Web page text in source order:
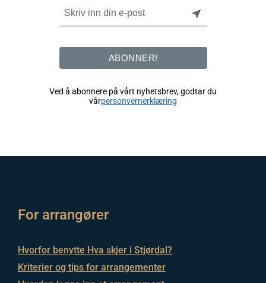
near_me
ABONNER!
Ved å abonnere på vårt nyhetsbrev, godtar du
vårpersonvernerklæring
For arrangører
Hvorfor benytte Hva skjer i Stjørdal?
Kriterier og tips for arrangementer